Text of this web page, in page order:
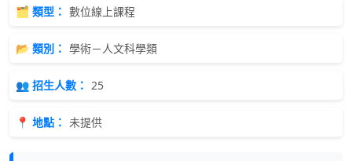
🗂 類型： 數位線上課程
📂 類別： 學術－人文科學類
👥 招生人數： 25
📍 地點： 未提供